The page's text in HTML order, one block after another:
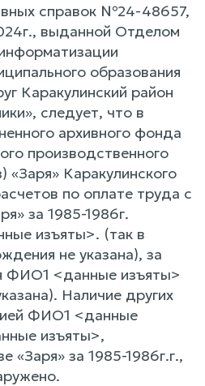
справок №24-48657,
выданной Отделом
образования
Каракулинский район
следует, что в
архивного фонда
производственного
«Заря» Каракулинского
по оплате труда с
за 1985-1986г.
изъяты>. (так в
не указана), за
ФИО1 <данные изъяты>
Наличие других
ФИО1 <данные
изъяты>,
«Заря» за 1985-1986г.г.,